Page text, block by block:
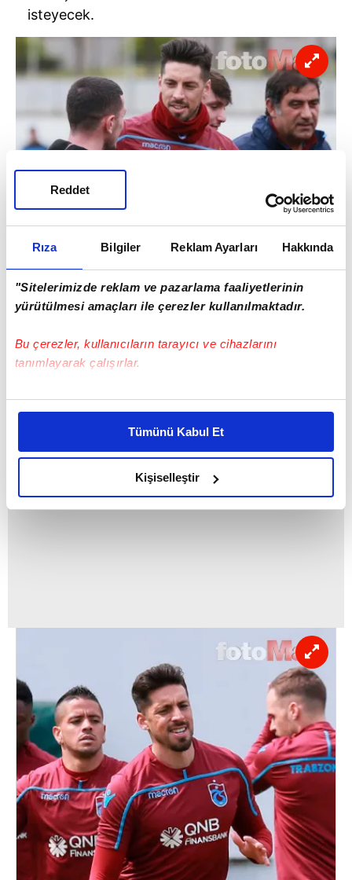
Rıza Bilgiler Reklam Ayarları Hakkında
"Sitelerimizde reklam ve pazarlama faaliyetlerinin
yürütülmesi amaçları ile çerezler kullanılmaktadır.
Bu çerezler, kullanıcıların tarayıcı ve cihazlarını
tanımlayarak çalışırlar.
Bu çerezlere izin vermeniz halinde sizlere özel
daha iyi reklam deneyimi yaşatabiliriz. Bunu yaparken
amacımızın size daha iyi bir reklam deneyimi sunmak
olduğunu ve sizlere en iyi içerikleri sunabilmek adına
elimizden gelen çabayı gösterdiğimizi ve bu noktada,
reklamların maliyetlerimizi karşılamak noktasında tek gelir
Sizlere daha iyi bir hizmet sunabilmek için İnternet
Sitemizde kendimize ve üçüncü kişilere ait çerezler
kullanılmaktadır. Bu çerezler vasıtasıyla çeşitli kişisel
verileriniz işlenmekte olup gerekli olan çerezler bilgi
toplumu hizmetlerinin sunulması amacıyla
kullanılmaktadır. Diğer çerezler, sitemizin daha işlevsel
kılınması ve kişiselleştirilmesi ve sizlere yönelik
reklam/pazarlama faaliyetlerinin yapılması, amaçlarıyla
sınırlı olarak açık rızanız dahilinde kullanılacaktır.
Çerezlere ilişkin tercihlerinizi aşağıda yer alan panel
vasıtasıyla belirleyebilirsiniz. Çerezlere ilişkin detaylı bilgi
için Ayarlar butonuna tıklayabilir,
Çerez Bilgilendirme
Tümünü Kabul Et
Kişiselleştir
Reddet
isteyecek.
KARARI MERAK EDİLİYOR
en çok kazanan futbolcusu olan Sosa'ya,
yıllık 2 milyon Euro'dan 2+1 yıllık yeni